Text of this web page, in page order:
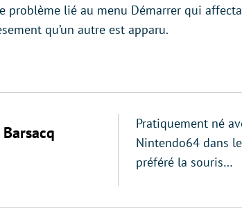
problème lié au menu Démarrer qui
qu’un autre est apparu.
Pratiquement né
Nintendo64 dans
préféré la souris…